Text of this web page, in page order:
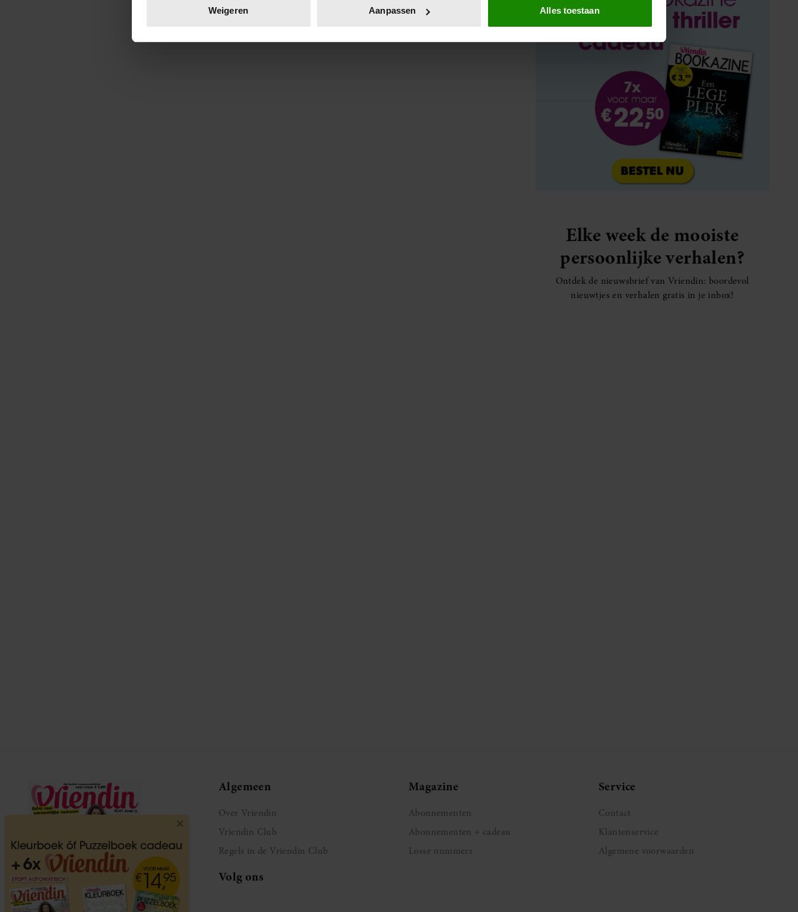
toestemming op elk moment wijzigen of intrekken in de Cookieverklaring.
We gebruiken cookies om content en advertenties te personaliseren, om functies voor social media te bieden en om ons
media, adverteren en analyse. Deze partners kunnen deze gegevens combineren met andere informatie die u aan ze heeft
verstrekt of die ze hebben verzameld op basis van uw gebruik van hun services. U gaat akkoord met onze cookies als u
Weigeren Aanpassen Alles toestaan
Elke week de mooiste
persoonlijke verhalen?
Ontdek de nieuwsbrief van Vriendin: boordevol
nieuwtjes en verhalen gratis in je inbox!
Algemeen
Over Vriendin
Vriendin Club
Regels in de Vriendin Club
Volg ons
Magazine
Abonnementen
Abonnementen + cadeau
Losse nummers
Service
Contact
Klantenservice
Algemene voorwaarden